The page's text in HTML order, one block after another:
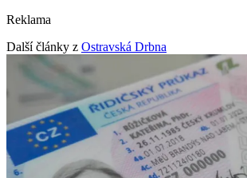
Reklama
Další články z Ostravská Drbna